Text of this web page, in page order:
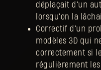
déplaçait d'un
lorsqu'on la
Correctif d'un
modèles 3D qui
correctement si
régulièrement